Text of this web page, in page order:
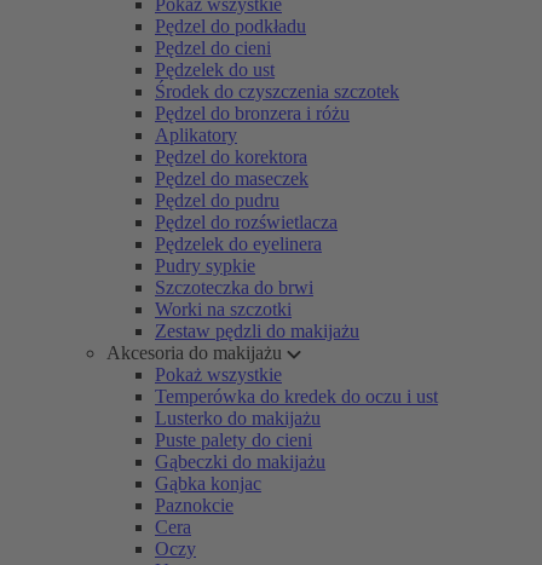
Pokaż wszystkie
Pędzel do podkładu
Pędzel do cieni
Pędzelek do ust
Środek do czyszczenia szczotek
Pędzel do bronzera i różu
Aplikatory
Pędzel do korektora
Pędzel do maseczek
Pędzel do pudru
Pędzel do rozświetlacza
Pędzelek do eyelinera
Pudry sypkie
Szczoteczka do brwi
Worki na szczotki
Zestaw pędzli do makijażu
Akcesoria do makijażu
Pokaż wszystkie
Temperówka do kredek do oczu i ust
Lusterko do makijażu
Puste palety do cieni
Gąbeczki do makijażu
Gąbka konjac
Paznokcie
Cera
Oczy